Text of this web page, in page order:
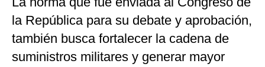
la República para su debate y aprobación,
también busca fortalecer la cadena de
suministros militares y generar mayor